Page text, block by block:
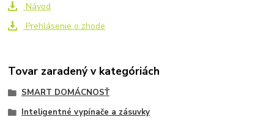
Návod
Prehlásenie o zhode
Tovar zaradený v kategóriách
SMART DOMÁCNOSŤ
Inteligentné vypínače a zásuvky